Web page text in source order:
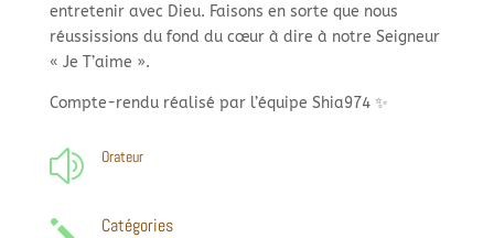
entretenir avec Dieu. Faisons en sorte que nous
réussissions du fond du cœur à dire à notre Seigneur
« Je T’aime ».
Compte-rendu réalisé par l’équipe Shia974 ✨
z Orateur
Catégories